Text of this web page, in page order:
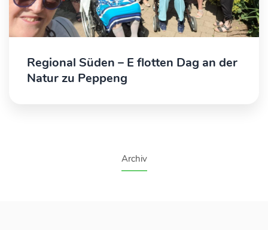
Regional Süden – E flotten Dag an der
Natur zu Peppeng
Archiv